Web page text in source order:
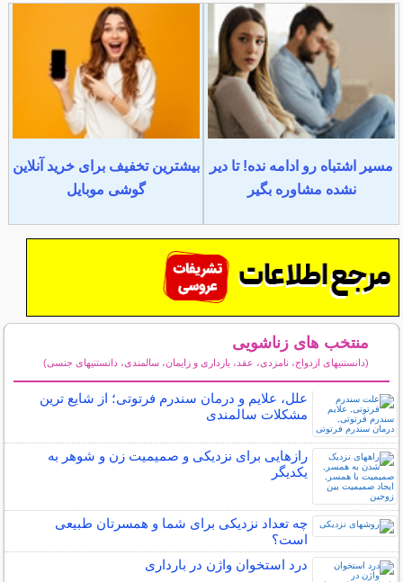
مسیر اشتباه رو ادامه نده! تا دیر
نشده مشاوره بگیر
بیشترین تخفیف برای خرید آنلاین
گوشی موبایل
منتخب های زناشویی
(دانستنیهای ازدواج، نامزدی، عقد، بارداری و زایمان، سالمندی، دانستنیهای جنسی)
علل، علایم و درمان سندرم فرتوتی؛ از شایع ترین
مشکلات سالمندی
رازهایی برای نزدیکی و صمیمیت زن و شوهر به
یکدیگر
چه تعداد نزدیکی برای شما و همسرتان طبیعی
است؟
درد استخوان واژن در بارداری